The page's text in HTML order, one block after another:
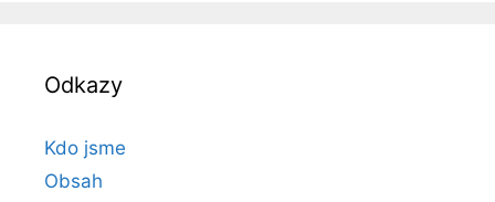
Odkazy
Kdo jsme
Obsah